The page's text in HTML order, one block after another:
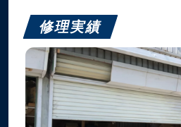
修理実績